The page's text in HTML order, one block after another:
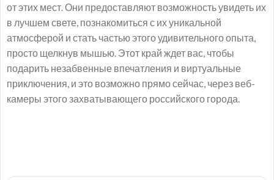
от этих мест. Они предоставляют возможность увидеть их
в лучшем свете, познакомиться с их уникальной
атмосферой и стать частью этого удивительного опыта,
просто щелкнув мышью. Этот край ждет вас, чтобы
подарить незабвенные впечатления и виртуальные
приключения, и это возможно прямо сейчас, через веб-
камеры этого захватывающего российского города.